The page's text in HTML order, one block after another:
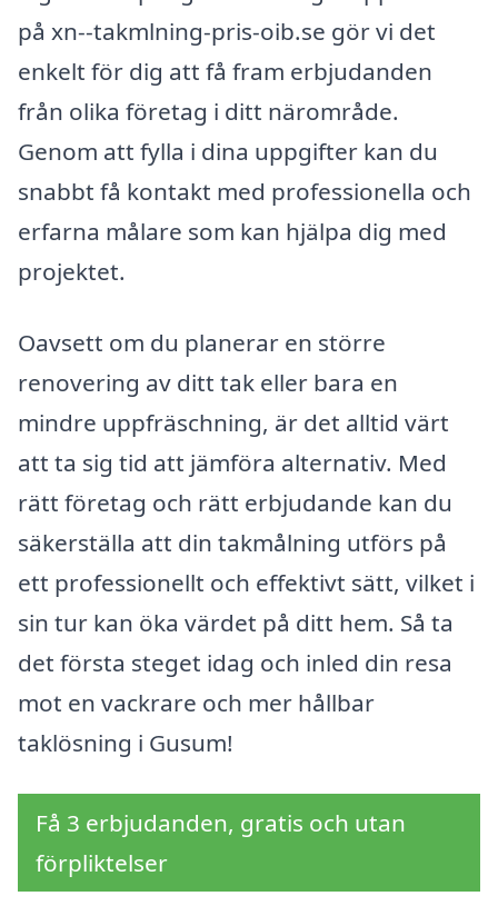
på xn--takmlning-pris-oib.se gör vi det
enkelt för dig att få fram erbjudanden
från olika företag i ditt närområde.
Genom att fylla i dina uppgifter kan du
snabbt få kontakt med professionella och
erfarna målare som kan hjälpa dig med
projektet.
Oavsett om du planerar en större
renovering av ditt tak eller bara en
mindre uppfräschning, är det alltid värt
att ta sig tid att jämföra alternativ. Med
rätt företag och rätt erbjudande kan du
säkerställa att din takmålning utförs på
ett professionellt och effektivt sätt, vilket i
sin tur kan öka värdet på ditt hem. Så ta
det första steget idag och inled din resa
mot en vackrare och mer hållbar
taklösning i Gusum!
Få 3 erbjudanden, gratis och utan
förpliktelser